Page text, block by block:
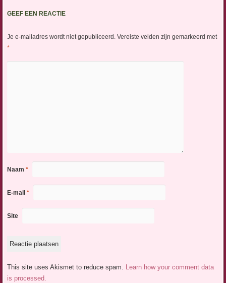
GEEF EEN REACTIE
Je e-mailadres wordt niet gepubliceerd. Vereiste velden zijn gemarkeerd met
*
Naam *
E-mail *
Site
This site uses Akismet to reduce spam. Learn how your comment data
is processed.